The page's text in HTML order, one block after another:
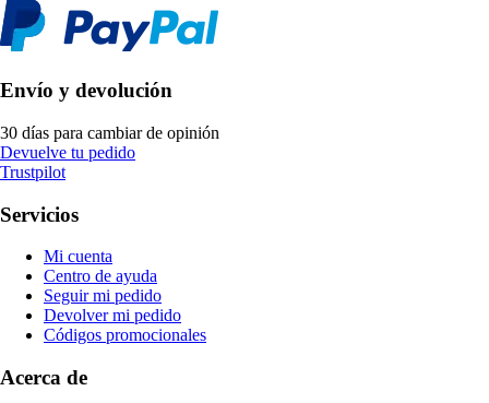
Envío y devolución
30 días para cambiar de opinión
Devuelve tu pedido
Trustpilot
Servicios
Mi cuenta
Centro de ayuda
Seguir mi pedido
Devolver mi pedido
Códigos promocionales
Acerca de